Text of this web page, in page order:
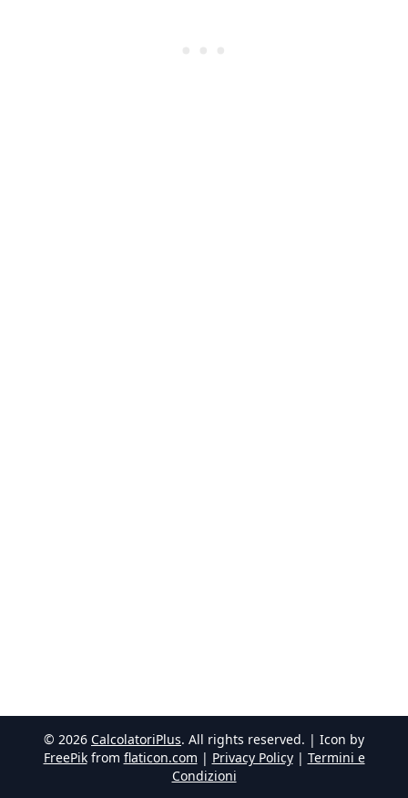
© 2026 CalcolatoriPlus. All rights reserved. | Icon by
FreePik from flaticon.com | Privacy Policy| Termini e
Condizioni